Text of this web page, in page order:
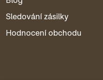
Sledování zásilky
Hodnocení obchodu